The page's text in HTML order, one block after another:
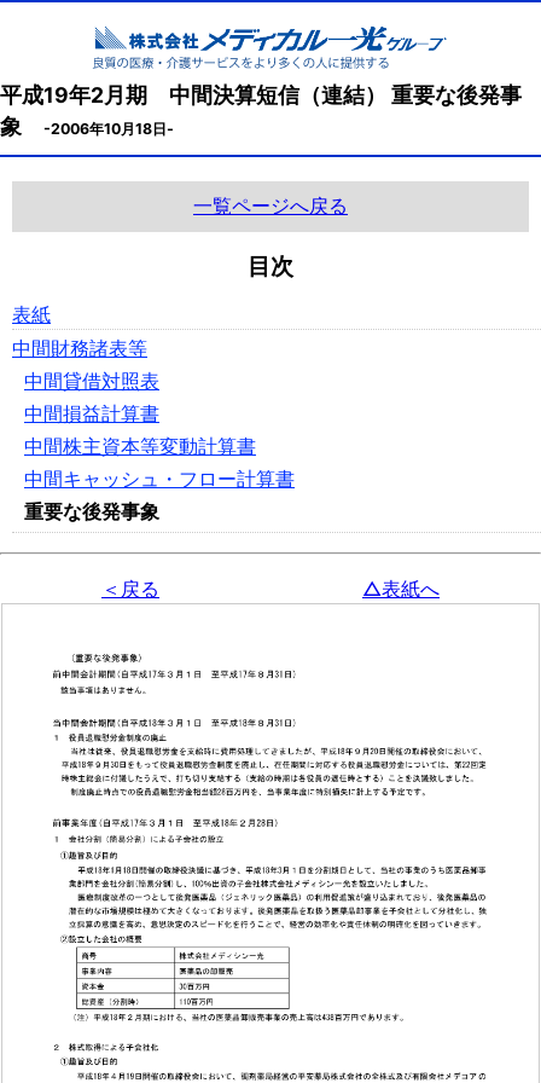
平成19年2月期 中間決算短信（連結） 重要な後発事
象
-2006年10月18日-
一覧ページへ戻る
目次
表紙
中間財務諸表等
中間貸借対照表
中間損益計算書
中間株主資本等変動計算書
中間キャッシュ・フロー計算書
重要な後発事象
＜戻る △表紙へ